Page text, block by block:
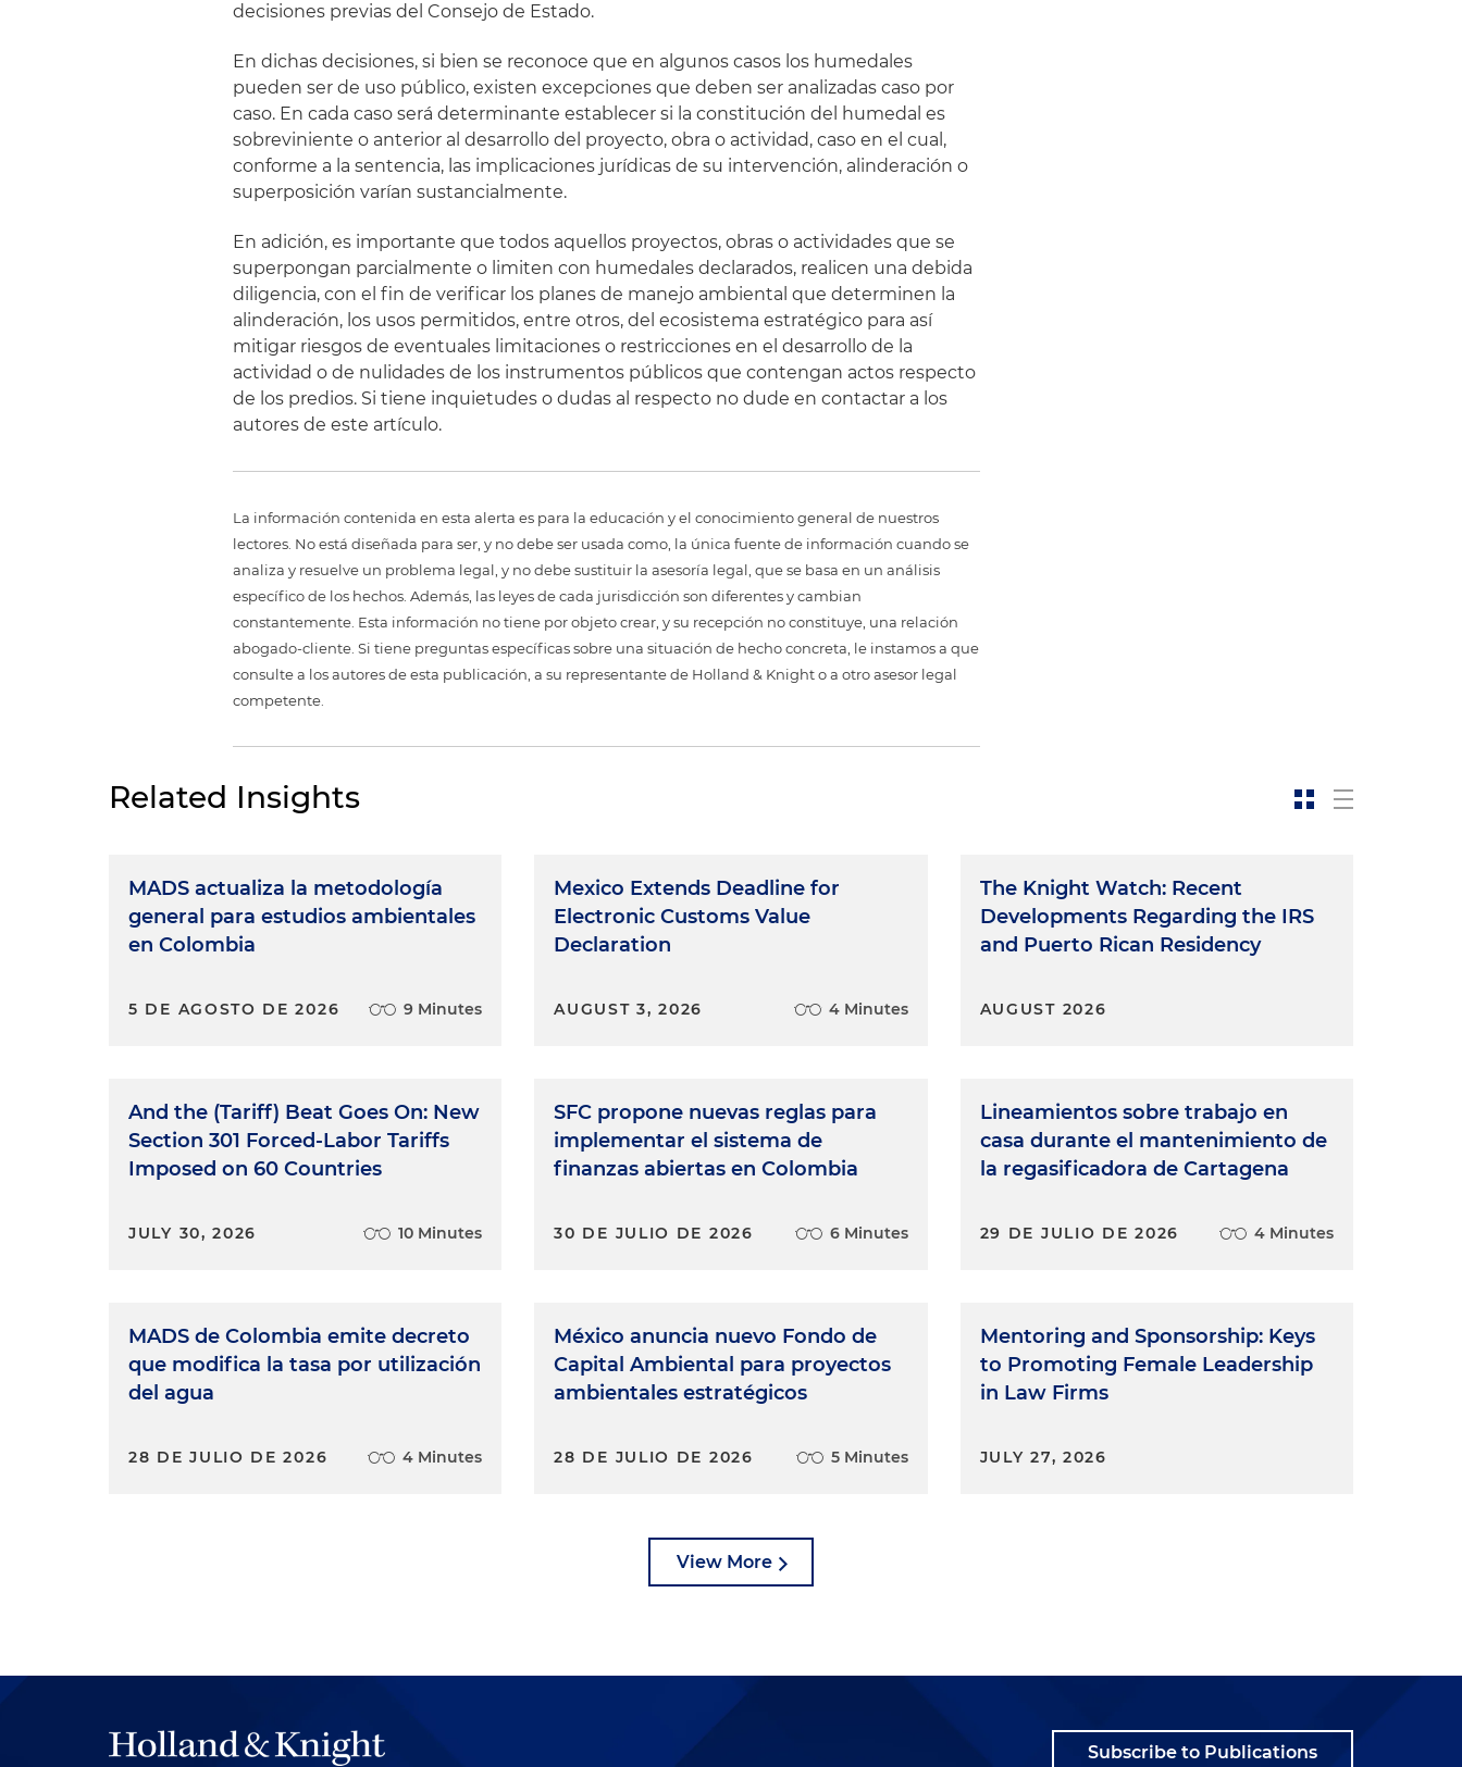
decisiones previas del Consejo de Estado.
En dichas decisiones, si bien se reconoce que en algunos casos los humedales
pueden ser de uso público, existen excepciones que deben ser analizadas caso por
caso. En cada caso será determinante establecer si la constitución del humedal es
sobreviniente o anterior al desarrollo del proyecto, obra o actividad, caso en el cual,
conforme a la sentencia, las implicaciones jurídicas de su intervención, alinderación o
superposición varían sustancialmente.
En adición, es importante que todos aquellos proyectos, obras o actividades que se
superpongan parcialmente o limiten con humedales declarados, realicen una debida
diligencia, con el fin de verificar los planes de manejo ambiental que determinen la
alinderación, los usos permitidos, entre otros, del ecosistema estratégico para así
mitigar riesgos de eventuales limitaciones o restricciones en el desarrollo de la
actividad o de nulidades de los instrumentos públicos que contengan actos respecto
de los predios. Si tiene inquietudes o dudas al respecto no dude en contactar a los
autores de este artículo.
La información contenida en esta alerta es para la educación y el conocimiento general de nuestros
lectores. No está diseñada para ser, y no debe ser usada como, la única fuente de información cuando se
analiza y resuelve un problema legal, y no debe sustituir la asesoría legal, que se basa en un análisis
específico de los hechos. Además, las leyes de cada jurisdicción son diferentes y cambian
constantemente. Esta información no tiene por objeto crear, y su recepción no constituye, una relación
abogado-cliente. Si tiene preguntas específicas sobre una situación de hecho concreta, le instamos a que
consulte a los autores de esta publicación, a su representante de Holland & Knight o a otro asesor legal
competente.
Related Insights
MADS actualiza la metodología
general para estudios ambientales
en Colombia
5 DE AGOSTO DE 2026 9 Minutes
And the (Tariff) Beat Goes On: New
Section 301 Forced-Labor Tariffs
Imposed on 60 Countries
JULY 30, 2026 10 Minutes
MADS de Colombia emite decreto
que modifica la tasa por utilización
del agua
28 DE JULIO DE 2026 4 Minutes
Mexico Extends Deadline for
Electronic Customs Value
Declaration
AUGUST 3, 2026 4 Minutes
SFC propone nuevas reglas para
implementar el sistema de
finanzas abiertas en Colombia
30 DE JULIO DE 2026 6 Minutes
México anuncia nuevo Fondo de
Capital Ambiental para proyectos
ambientales estratégicos
28 DE JULIO DE 2026 5 Minutes
The Knight Watch: Recent
Developments Regarding the IRS
and Puerto Rican Residency
AUGUST 2026
Lineamientos sobre trabajo en
casa durante el mantenimiento de
la regasificadora de Cartagena
29 DE JULIO DE 2026 4 Minutes
Mentoring and Sponsorship: Keys
to Promoting Female Leadership
in Law Firms
JULY 27, 2026
View More
Subscribe to Publications